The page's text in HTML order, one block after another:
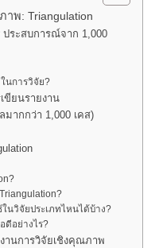
าพ: Triangulation
ระสบการณ์จาก 1,000
นการวิจัย?
ขียนรายงาน
ากกว่า 1,000 เคส)
นวิจัยประเภทไหนได้บ้าง?
ดีอย่างไร?
านการวิจัยเชิงคุณภาพ